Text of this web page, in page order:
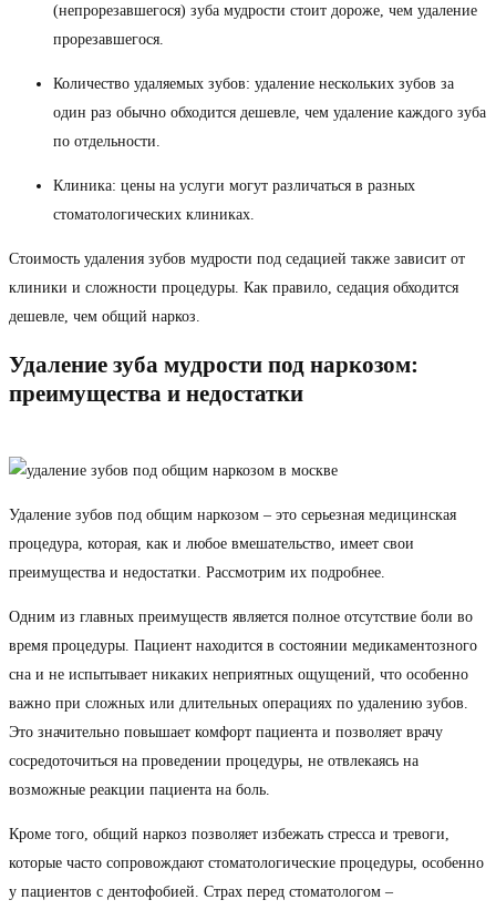
(непрорезавшегося) зуба мудрости стоит дороже, чем удаление
прорезавшегося.
Количество удаляемых зубов: удаление нескольких зубов за
один раз обычно обходится дешевле, чем удаление каждого зуба
по отдельности.
Клиника: цены на услуги могут различаться в разных
стоматологических клиниках.
Стоимость удаления зубов мудрости под седацией также зависит от
клиники и сложности процедуры. Как правило, седация обходится
дешевле, чем общий наркоз.
Удаление зуба мудрости под наркозом:
преимущества и недостатки
Удаление зубов под общим наркозом – это серьезная медицинская
процедура, которая, как и любое вмешательство, имеет свои
преимущества и недостатки. Рассмотрим их подробнее.
Одним из главных преимуществ является полное отсутствие боли во
время процедуры. Пациент находится в состоянии медикаментозного
сна и не испытывает никаких неприятных ощущений, что особенно
важно при сложных или длительных операциях по удалению зубов.
Это значительно повышает комфорт пациента и позволяет врачу
сосредоточиться на проведении процедуры, не отвлекаясь на
возможные реакции пациента на боль.
Кроме того, общий наркоз позволяет избежать стресса и тревоги,
которые часто сопровождают стоматологические процедуры, особенно
у пациентов с дентофобией. Страх перед стоматологом –